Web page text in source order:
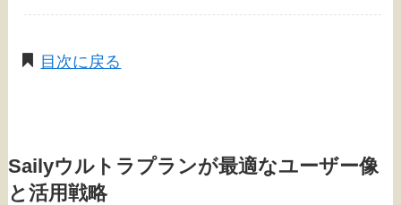
目次に戻る
Sailyウルトラプランが最適なユーザー像
と活用戦略